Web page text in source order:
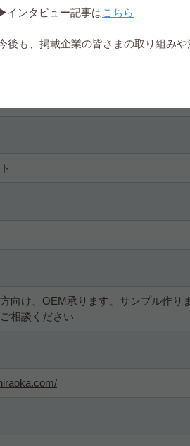
向け、OEM承ります、サンプル作
相談ください
インタビュー記事はこちら
後も、掲載企業の皆さまの取り組み